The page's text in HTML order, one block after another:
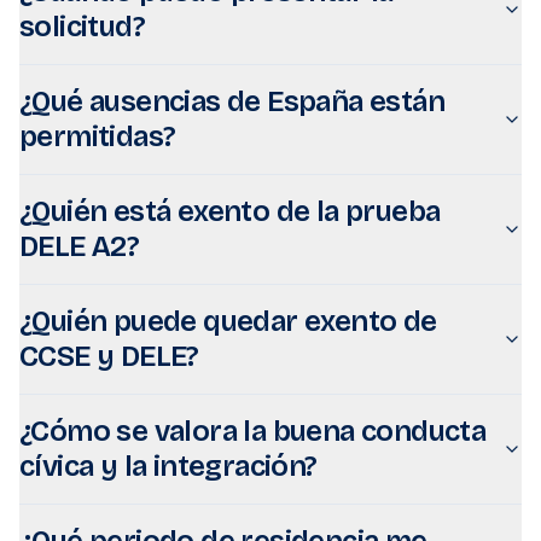
solicitud?
¿Qué ausencias de España están
permitidas?
¿Quién está exento de la prueba
DELE A2?
¿Quién puede quedar exento de
CCSE y DELE?
¿Cómo se valora la buena conducta
cívica y la integración?